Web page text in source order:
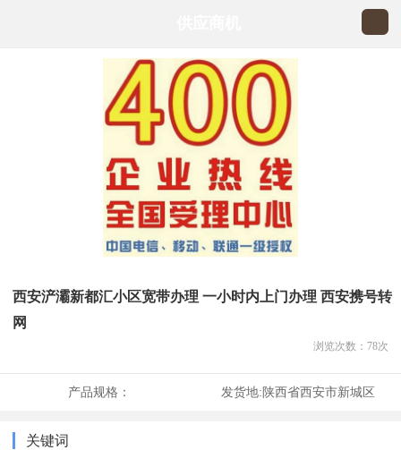
西安浐灞新都汇小区宽带办理 一小时内上门办理 西安携号转
网
浏览次数： 78次
产品规格： 发货地:陕西省西安市新城区
关键词